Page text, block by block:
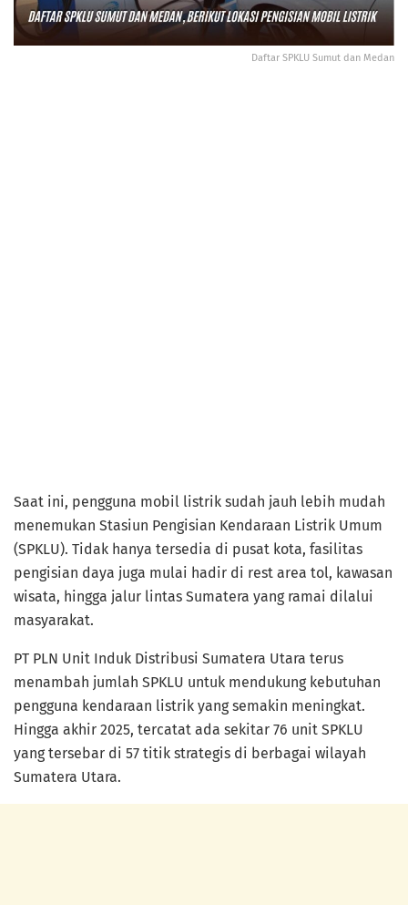
Daftar SPKLU Sumut dan Medan
Saat ini, pengguna mobil listrik sudah jauh lebih mudah
menemukan Stasiun Pengisian Kendaraan Listrik Umum
(SPKLU). Tidak hanya tersedia di pusat kota, fasilitas
pengisian daya juga mulai hadir di rest area tol, kawasan
wisata, hingga jalur lintas Sumatera yang ramai dilalui
masyarakat.
PT PLN Unit Induk Distribusi Sumatera Utara terus
menambah jumlah SPKLU untuk mendukung kebutuhan
pengguna kendaraan listrik yang semakin meningkat.
Hingga akhir 2025, tercatat ada sekitar 76 unit SPKLU
yang tersebar di 57 titik strategis di berbagai wilayah
Sumatera Utara.